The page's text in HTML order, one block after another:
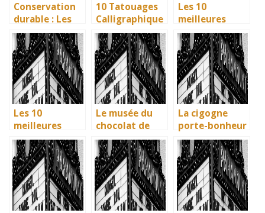
Conservation
durable : Les
nouvelles
méthodes
écologiques du
British
Museum
10 Tatouages
Calligraphique
s : Citations et
Phrases
Uniques pour
immortaliser
vos amitiés
Les 10
meilleures
villes d’Italie à
visiter en 2025
: Ravenne, la
ville aux huit
monuments
UNESCO
Les 10
meilleures
villes d’Italie à
visiter en 2025
: Ravenne, la
ville aux huit
monuments
UNESCO
Le musée du
chocolat de
Bayonne : la
mémoire
vivante des
artisans
basques
La cigogne
porte-bonheur
: que dit la
légende ? Son
influence dans
la littérature
enfantine